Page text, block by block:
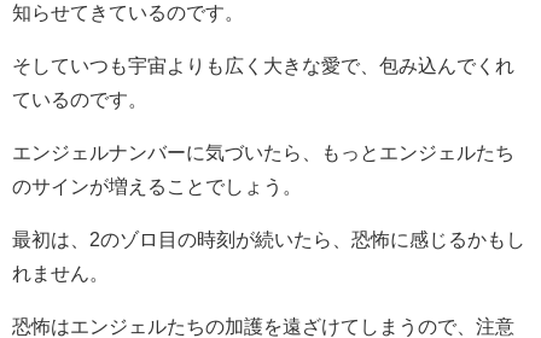
知らせてきているのです。
そしていつも宇宙よりも広く大きな愛で、包み込んでくれ
ているのです。
エンジェルナンバーに気づいたら、もっとエンジェルたち
のサインが増えることでしょう。
最初は、2のゾロ目の時刻が続いたら、恐怖に感じるかもし
れません。
恐怖はエンジェルたちの加護を遠ざけてしまうので、注意